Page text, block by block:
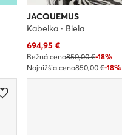
JACQUEMUS
Kabelka · Biela
Aktuálna cena
694,95 €
Bežná cena850,00 €-18%
Najnižšia cena850,00 €-18%